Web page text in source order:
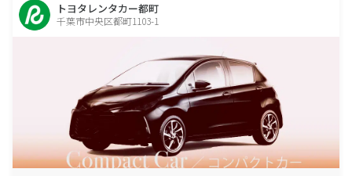
トヨタレンタカー都町
千葉市中央区都町1103-1